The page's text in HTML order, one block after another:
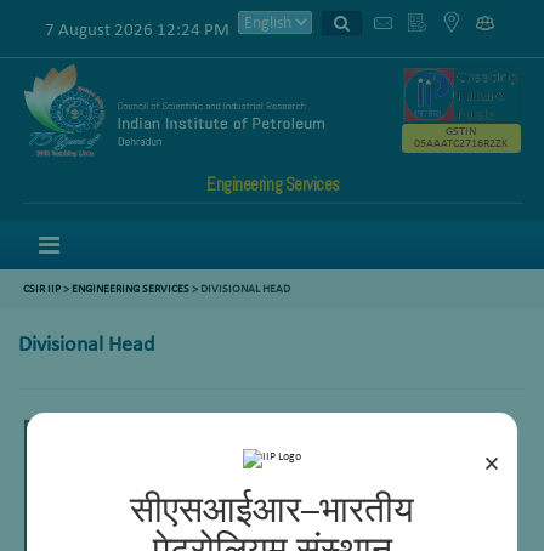
×
सीएसआईआर–भारतीय
7 August 2026 12:24 PM
Engineering Services
GSTIN
05AAATC2716R2ZK
CSIR IIP> ENGINEERING SERVICES> DIVISIONAL HEAD
Divisional Head